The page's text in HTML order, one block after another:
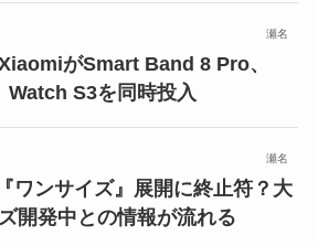
瀬名
がSmart Band 8 Pro、
S3を同時投入
瀬名
ワンサイズ』展開に終止符？大
開発中との情報が流れる